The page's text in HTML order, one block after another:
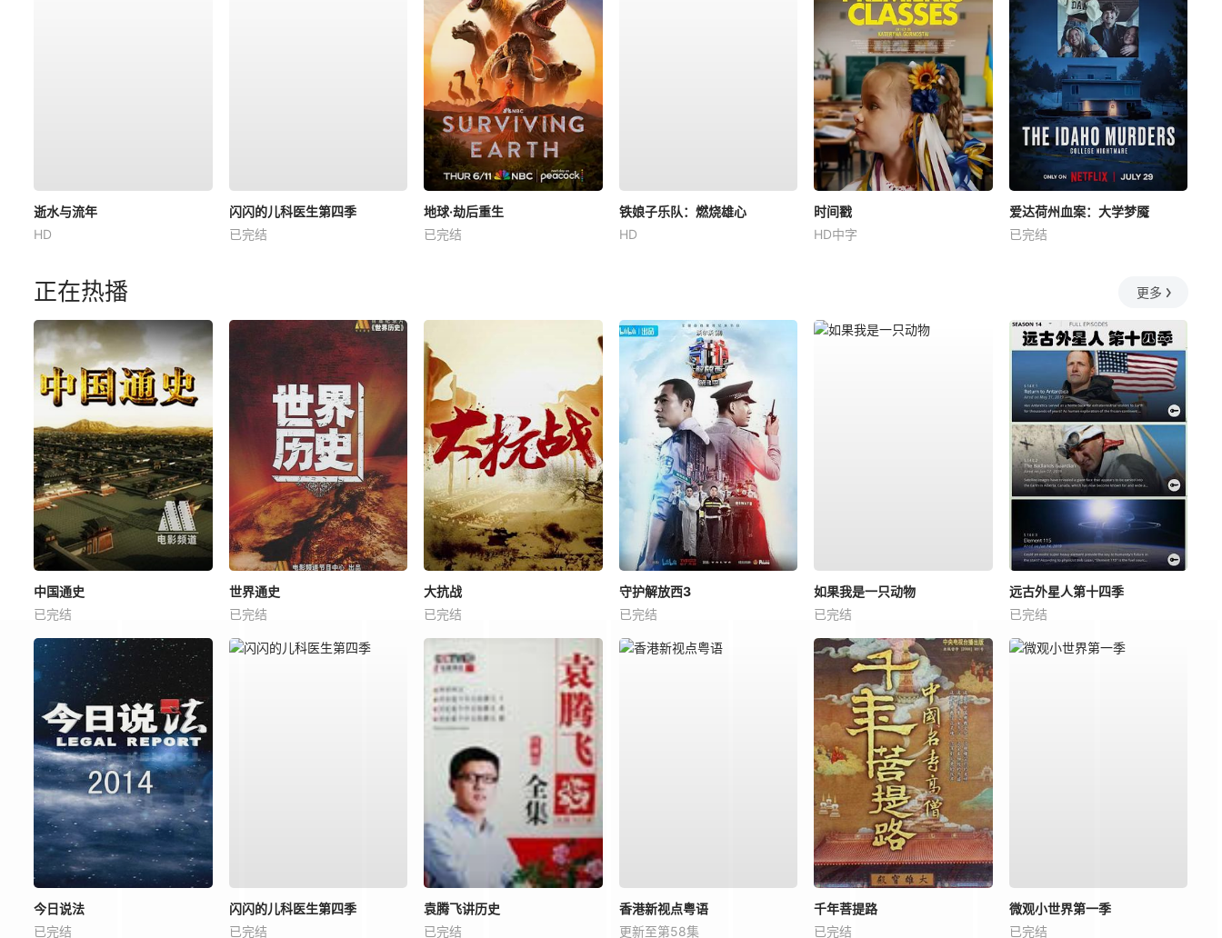
逝水与流年
HD
闪闪的儿科医生第四季
已完结
地球·劫后重生
已完结
铁娘子乐队：燃烧雄心
HD
时间戳
HD中字
爱达荷州血案：大学梦魇
已完结
正在热播 更多
中国通史
已完结
世界通史
已完结
大抗战
已完结
守护解放西3
已完结
如果我是一只动物
已完结
远古外星人第十四季
已完结
今日说法
已完结
闪闪的儿科医生第四季
已完结
袁腾飞讲历史
已完结
香港新视点粤语
更新至第58集
千年菩提路
已完结
微观小世界第一季
已完结